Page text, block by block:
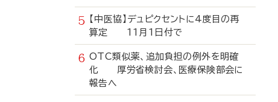
【中医協】デュピクセントに4度目の再
算定 11月1日付で
OTC類似薬、追加負担の例外を明確
化 厚労省検討会、医療保険部会に
報告へ